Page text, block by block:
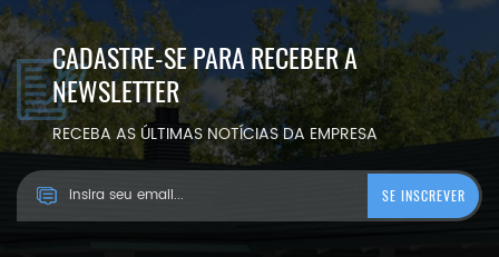
CADASTRE-SE PARA RECEBER A
NEWSLETTER
RECEBA AS ÚLTIMAS NOTÍCIAS DA EMPRESA